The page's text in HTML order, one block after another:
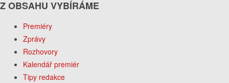
Z OBSAHU VYBÍRÁME
Premiéry
Zprávy
Rozhovory
Kalendář premiér
Tipy redakce